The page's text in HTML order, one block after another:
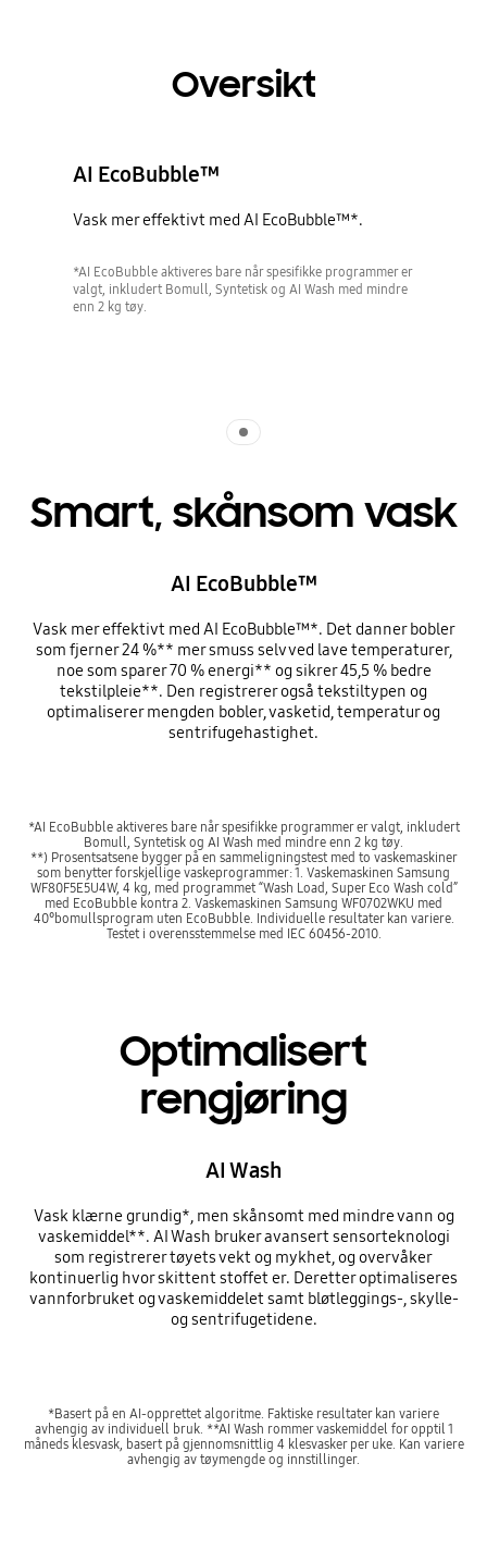
Oversikt
AI EcoBubble™
Vask mer effektivt med AI EcoBubble™*.
*AI EcoBubble aktiveres bare når spesifikke programmer er
valgt, inkludert Bomull, Syntetisk og AI Wash med mindre
enn 2 kg tøy.
Smart, skånsom vask
AI EcoBubble™
Vask mer effektivt med AI EcoBubble™*. Det danner bobler
som fjerner 24 %** mer smuss selv ved lave temperaturer,
noe som sparer 70 % energi** og sikrer 45,5 % bedre
tekstilpleie**. Den registrerer også tekstiltypen og
optimaliserer mengden bobler, vasketid, temperatur og
sentrifugehastighet.
*AI EcoBubble aktiveres bare når spesifikke programmer er valgt, inkludert
Bomull, Syntetisk og AI Wash med mindre enn 2 kg tøy.
**) Prosentsatsene bygger på en sammeligningstest med to vaskemaskiner
som benytter forskjellige vaskeprogrammer: 1. Vaskemaskinen Samsung
WF80F5E5U4W, 4 kg, med programmet “Wash Load, Super Eco Wash cold”
med EcoBubble kontra 2. Vaskemaskinen Samsung WF0702WKU med
40°bomullsprogram uten EcoBubble. Individuelle resultater kan variere.
Testet i overensstemmelse med IEC 60456-2010.
Optimalisert
rengjøring
AI Wash
Vask klærne grundig*, men skånsomt med mindre vann og
vaskemiddel**. AI Wash bruker avansert sensorteknologi
som registrerer tøyets vekt og mykhet, og overvåker
kontinuerlig hvor skittent stoffet er. Deretter optimaliseres
vannforbruket og vaskemiddelet samt bløtleggings-, skylle-
og sentrifugetidene.
*Basert på en AI-opprettet algoritme. Faktiske resultater kan variere
avhengig av individuell bruk. **AI Wash rommer vaskemiddel for opptil 1
måneds klesvask, basert på gjennomsnittlig 4 klesvasker per uke. Kan variere
avhengig av tøymengde og innstillinger.